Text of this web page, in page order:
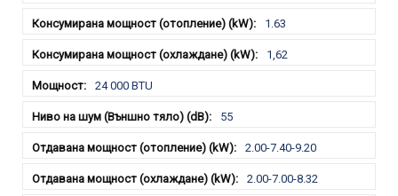
1.63
1,62
24 000 BTU
55
2.00-7.40-9.20
2.00-7.00-8.32